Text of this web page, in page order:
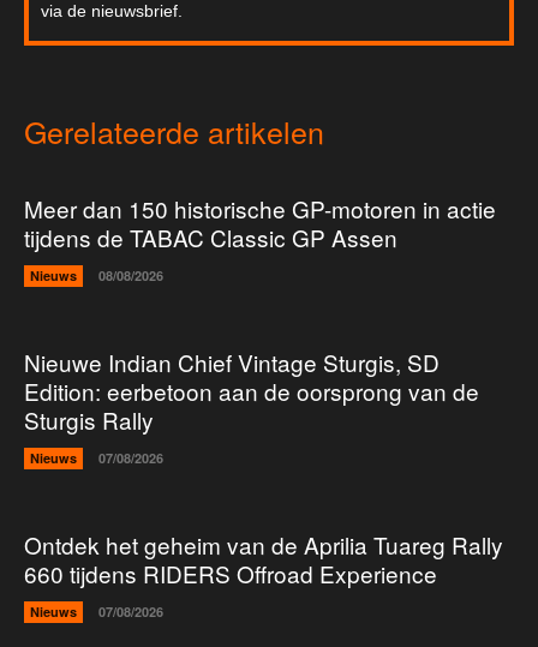
via de nieuwsbrief.
Gerelateerde artikelen
Meer dan 150 historische GP-motoren in actie
tijdens de TABAC Classic GP Assen
Nieuws 08/08/2026
Nieuwe Indian Chief Vintage Sturgis, SD
Edition: eerbetoon aan de oorsprong van de
Sturgis Rally
Nieuws 07/08/2026
Ontdek het geheim van de Aprilia Tuareg Rally
660 tijdens RIDERS Offroad Experience
Nieuws 07/08/2026